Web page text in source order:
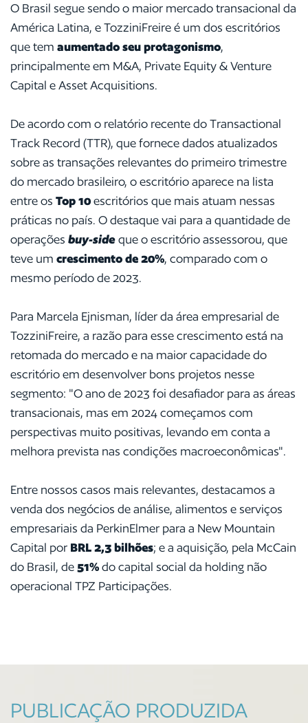
O Brasil segue sendo o maior mercado transacional da
América Latina, e TozziniFreire é um dos escritórios
que tem aumentado seu protagonismo,
principalmente em M&A, Private Equity & Venture
Capital e Asset Acquisitions.
De acordo com o relatório recente do Transactional
Track Record (TTR), que fornece dados atualizados
sobre as transações relevantes do primeiro trimestre
do mercado brasileiro, o escritório aparece na lista
entre os Top 10escritórios que mais atuam nessas
práticas no país. O destaque vai para a quantidade de
operações buy-sideque o escritório assessorou, que
teve um crescimento de 20%, comparado com o
mesmo período de 2023.
Para Marcela Ejnisman, líder da área empresarial de
TozziniFreire, a razão para esse crescimento está na
retomada do mercado e na maior capacidade do
escritório em desenvolver bons projetos nesse
segmento: "O ano de 2023 foi desafiador para as áreas
transacionais, mas em 2024 começamos com
perspectivas muito positivas, levando em conta a
melhora prevista nas condições macroeconômicas".
Entre nossos casos mais relevantes, destacamos a
venda dos negócios de análise, alimentos e serviços
empresariais da PerkinElmer para a New Mountain
Capital por BRL 2,3 bilhões; e a aquisição, pela McCain
do Brasil, de51%do capital social da holding não
operacional TPZ Participações.
PUBLICAÇÃO PRODUZIDA